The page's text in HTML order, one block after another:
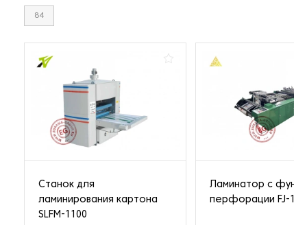
84
Станок для
ламинирования картона
SLFM-1100
Ламинатор с
перфорации FJ-